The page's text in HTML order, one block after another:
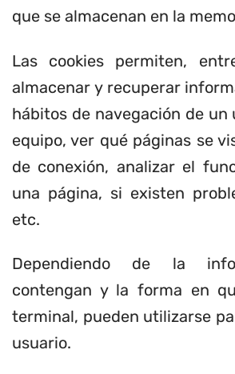
que se almacenan en la
Las cookies permiten,
almacenar y recuperar
hábitos de navegación de un
equipo, ver qué páginas se
de conexión, analizar el
una página, si existen
etc.
Dependiendo de la
contengan y la forma en
terminal, pueden utilizarse
usuario.